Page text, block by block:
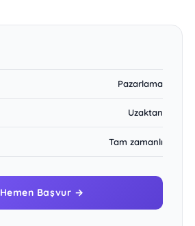
Pazarlama
Uzaktan
Tam zamanlı
Hemen Başvur →